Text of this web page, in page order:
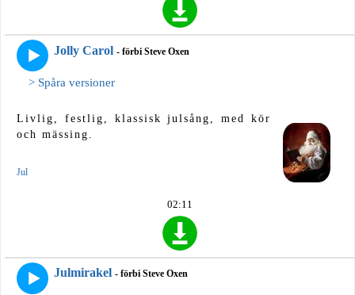
Jolly Carol - förbi Steve Oxen
> Spåra versioner
Livlig, festlig, klassisk julsång, med kör
och mässing.
Jul
02:11
Julmirakel - förbi Steve Oxen